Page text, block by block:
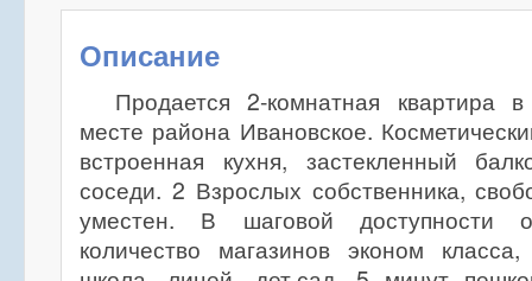
Описание
Продается 2-комнатная квартира
месте района Ивановское.
встроенная кухня, застекленный
соседи. 2 Взрослых собственника,
уместен. В шаговой доступности
количество магазинов эконом